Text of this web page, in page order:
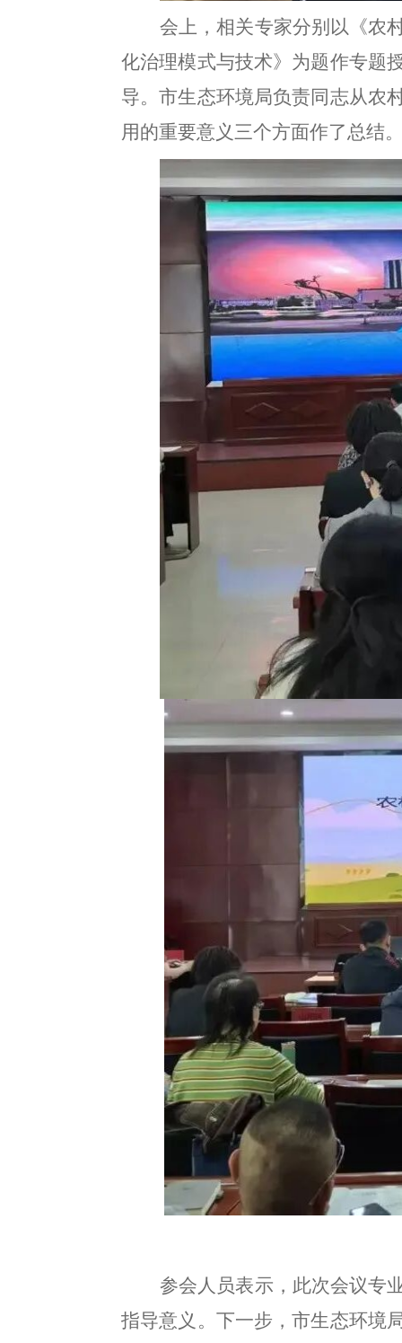
会上 ，相关专家分别以《农
化治理模式与技术》为题作专题
导。市生态环境局负责同志从农
用的重要意义三个方面作了总结
参会人员表示 ， 此次会议专
指导意义 。 下一步，市生态环境